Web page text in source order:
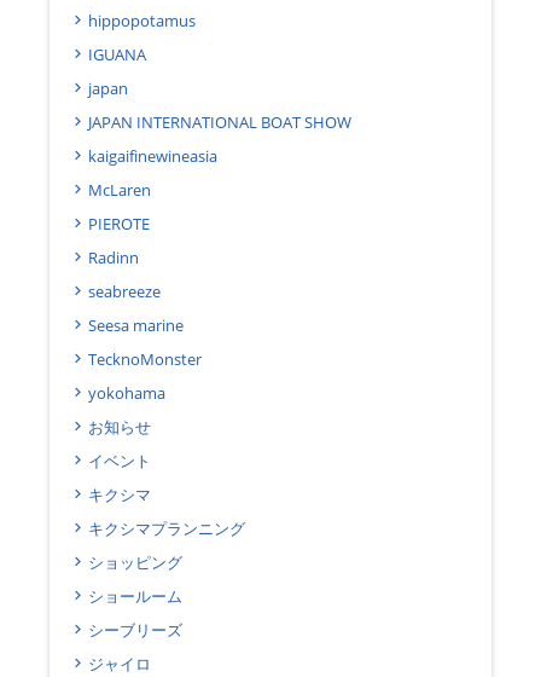
hippopotamus
IGUANA
japan
JAPAN INTERNATIONAL BOAT SHOW
kaigaifinewineasia
McLaren
PIEROTE
Radinn
seabreeze
Seesa marine
TecknoMonster
yokohama
お知らせ
イベント
キクシマ
キクシマプランニング
ショッピング
ショールーム
シーブリーズ
ジャイロ